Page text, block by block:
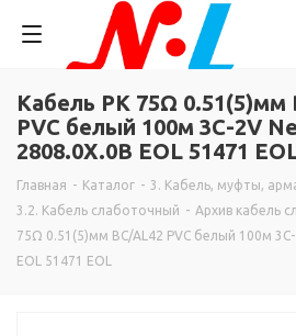
Кабель РК 75Ω 0.51(5)мм
PVC белый 100м 3C-2V
2808.0X.0B EOL 51471
Главная - Каталог - 3. Кабель, муфты,
3.2. Кабель слаботочный - Архив кабель
75Ω 0.51(5)мм BC/AL42 PVC белый 100м
EOL 51471 EOL